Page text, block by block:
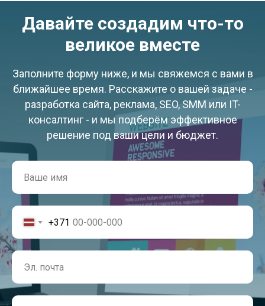
Давайте создадим что-то
великое вместе
Заполните форму ниже, и мы свяжемся с вами в
ближайшее время. Расскажите о вашей задаче -
разработка сайта, реклама, SEO, SMM или IT-
консалтинг - и мы подберём эффективное
решение под ваши цели и бюджет.
+371